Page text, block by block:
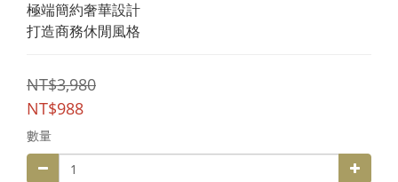
極端簡約奢華設計
打造商務休閒風格
NT$3,980
NT$988
數量